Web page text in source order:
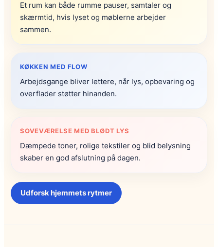
Et rum kan både rumme pauser, samtaler og
skærmtid, hvis lyset og møblerne arbejder
sammen.
KØKKEN MED FLOW
Arbejdsgange bliver lettere, når lys, opbevaring og
overflader støtter hinanden.
SOVEVÆRELSE MED BLØDT LYS
Dæmpede toner, rolige tekstiler og blid belysning
skaber en god afslutning på dagen.
Udforsk hjemmets rytmer